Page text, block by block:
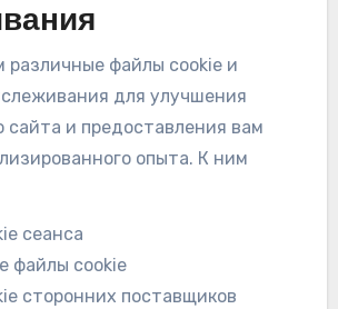
различные файлы cookie и
для улучшения
сайта и предоставления вам
опыта. К ним
сеанса
файлы cookie
сторонних поставщиков